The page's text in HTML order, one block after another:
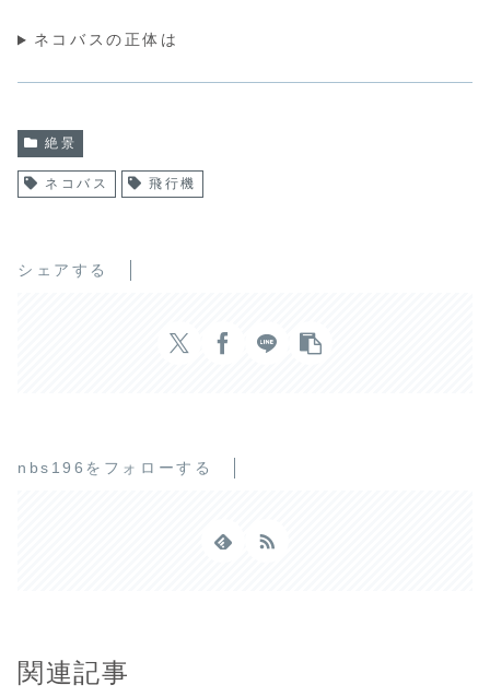
ネコバスの正体は
絶景
ネコバス 飛行機
シェアする
nbs196をフォローする
関連記事